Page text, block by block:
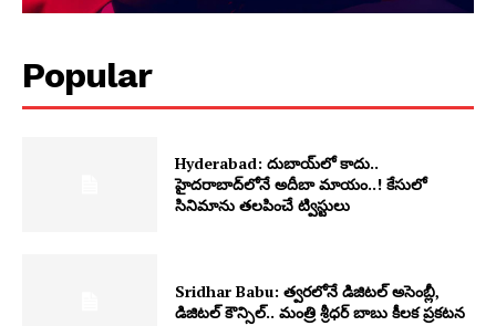
Popular
Hyderabad: దుబాయ్‌లో కాదు..
హైదరాబాద్‌లోనే అదీబా మాయం..! కేసులో
సినిమాను తలపించే ట్విస్టులు
Sridhar Babu: త్వరలోనే డిజిటల్ అసెంబ్లీ,
డిజిటల్ కౌన్సిల్.. మంత్రి శ్రీధర్ బాబు కీలక ప్రకటన